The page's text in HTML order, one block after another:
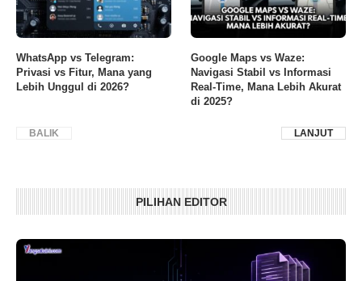
WhatsApp vs Telegram:
Privasi vs Fitur, Mana yang
Lebih Unggul di 2026?
Google Maps vs Waze:
Navigasi Stabil vs Informasi
Real-Time, Mana Lebih Akurat
di 2025?
BALIK LANJUT
PILIHAN EDITOR